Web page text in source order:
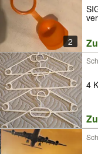
2
4